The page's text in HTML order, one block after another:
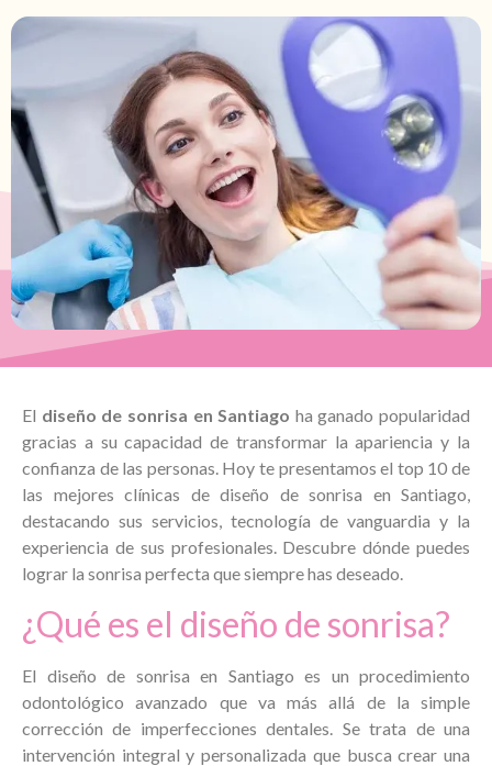
El diseño de sonrisa en Santiago ha ganado popularidad
gracias a su capacidad de transformar la apariencia y la
confianza de las personas. Hoy te presentamos el top 10 de
las mejores clínicas de diseño de sonrisa en Santiago,
destacando sus servicios, tecnología de vanguardia y la
experiencia de sus profesionales. Descubre dónde puedes
lograr la sonrisa perfecta que siempre has deseado.
¿Qué es el diseño de sonrisa?
El diseño de sonrisa en Santiago es un procedimiento
odontológico avanzado que va más allá de la simple
corrección de imperfecciones dentales. Se trata de una
intervención integral y personalizada que busca crear una